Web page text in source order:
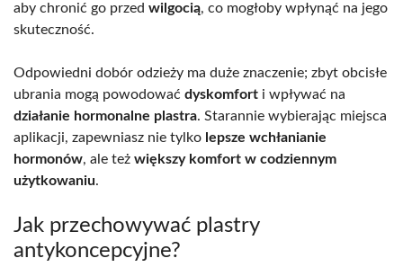
aby chronić go przed wilgocią, co mogłoby wpłynąć na jego
skuteczność.
Odpowiedni dobór odzieży ma duże znaczenie; zbyt obcisłe
ubrania mogą powodować dyskomfort i wpływać na
działanie hormonalne plastra. Starannie wybierając miejsca
aplikacji, zapewniasz nie tylko lepsze wchłanianie
hormonów, ale też większy komfort w codziennym
użytkowaniu.
Jak przechowywać plastry
antykoncepcyjne?